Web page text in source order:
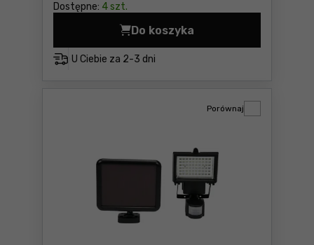
Dostępne: 4 szt.
U Ciebie za 2-3 dni
Do koszyka
Latarka warsztatowa Yato
Porównaj